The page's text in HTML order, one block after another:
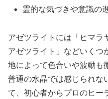
霊的な気づきや意識の
アゼツライトには「ヒマラ
アゼツライト」などいくつ
地によって色合いや波動も
普通の水晶では感じられな
て、初心者からプロのヒー